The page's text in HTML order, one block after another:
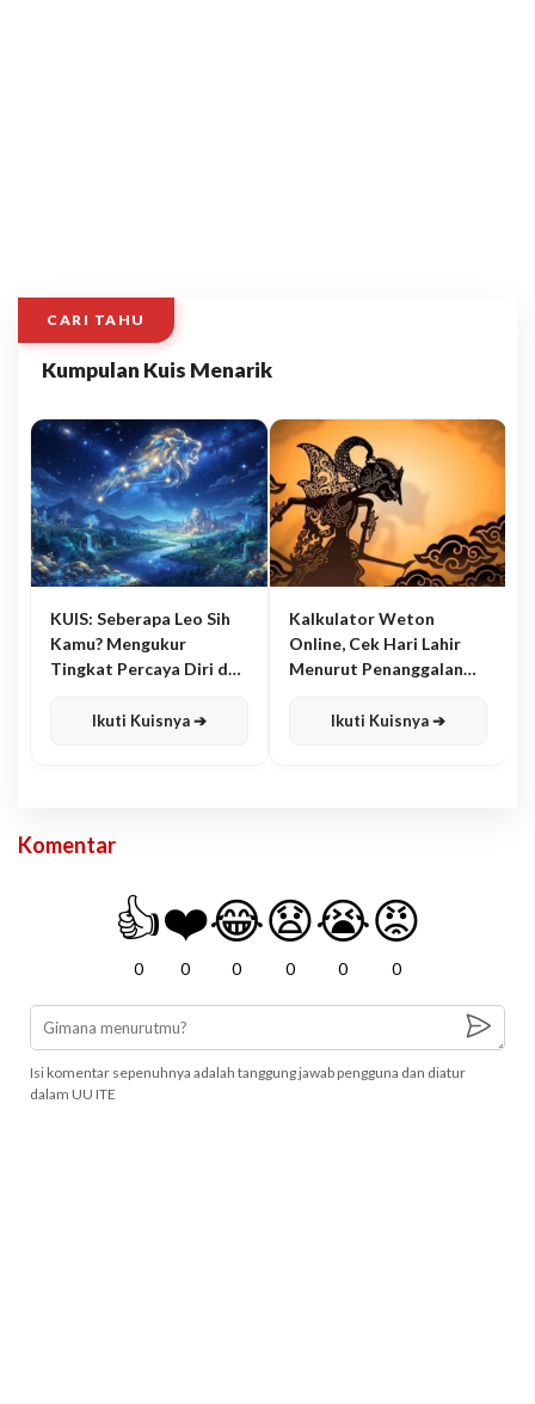
CARI TAHU
Kumpulan Kuis Menarik
KUIS: Seberapa Leo Sih
Kamu? Mengukur
Tingkat Percaya Diri dan
Ikuti Kuisnya ➔
Kalkulator Weton
Online, Cek Hari Lahir
Menurut Penanggalan
Ikuti Kuisnya ➔
Komentar
👍
0
❤️
0
😂
0
😧
0
😭
0
😡
0
Isi komentar sepenuhnya adalah tanggung jawab pengguna dan diatur
dalam UU ITE